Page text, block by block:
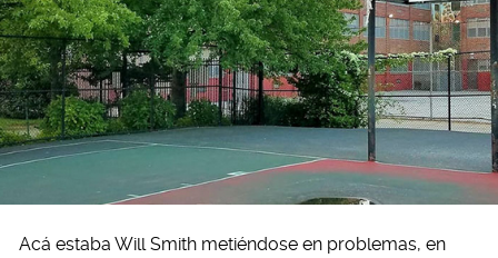
Acá estaba Will Smith metiéndose en problemas, en